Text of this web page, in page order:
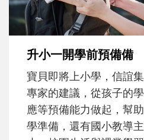
主、角色認同及解決問
正嘗試用不同的模樣，